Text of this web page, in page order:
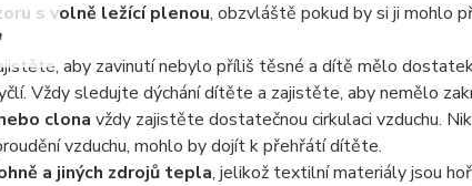
s volně ležící plenou, obzvláště pokud by si ji mohlo
aby zavinutí nebylo příliš těsné a dítě mělo
Vždy sledujte dýchání dítěte a zajistěte, aby nemělo
clona vždy zajistěte dostatečnou cirkulaci vzduchu.
vzduchu, mohlo by dojít k přehřátí dítěte.
a jiných zdrojů tepla, jelikož textilní materiály jsou